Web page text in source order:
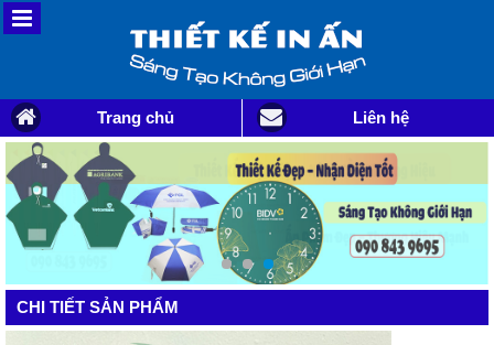
Trang chủ Liên hệ
CHI TIẾT SẢN PHẨM